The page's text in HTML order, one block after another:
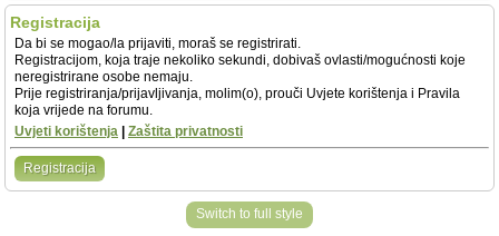
Registracija
Da bi se mogao/la prijaviti, moraš se registrirati.
Registracijom, koja traje nekoliko sekundi, dobivaš ovlasti/mogućnosti koje
neregistrirane osobe nemaju.
Prije registriranja/prijavljivanja, molim(o), prouči Uvjete korištenja i Pravila
koja vrijede na forumu.
Uvjeti korištenja
Zaštita privatnosti
Registracija
Switch to full style